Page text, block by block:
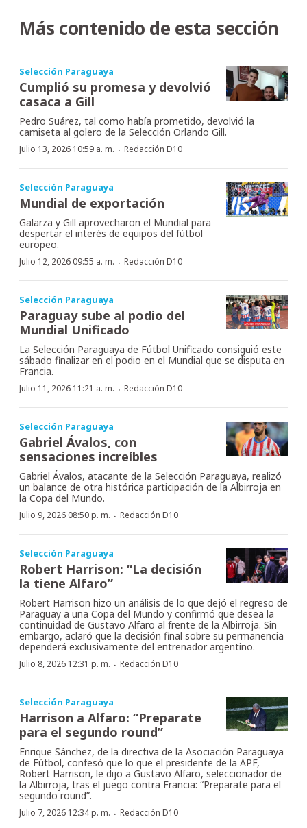
Más contenido de esta sección
Selección Paraguaya
Cumplió su promesa y devolvió
casaca a Gill
Pedro Suárez, tal como había prometido, devolvió la
camiseta al golero de la Selección Orlando Gill.
Julio 13, 2026 10:59 a. m. · Redacción D10
Selección Paraguaya
Mundial de exportación
Galarza y Gill aprovecharon el Mundial para
despertar el interés de equipos del fútbol
europeo.
Julio 12, 2026 09:55 a. m. · Redacción D10
Selección Paraguaya
Paraguay sube al podio del
Mundial Unificado
La Selección Paraguaya de Fútbol Unificado consiguió este
sábado finalizar en el podio en el Mundial que se disputa en
Francia.
Julio 11, 2026 11:21 a. m. · Redacción D10
Selección Paraguaya
Gabriel Ávalos, con
sensaciones increíbles
Gabriel Ávalos, atacante de la Selección Paraguaya, realizó
un balance de otra histórica participación de la Albirroja en
la Copa del Mundo.
Julio 9, 2026 08:50 p. m. · Redacción D10
Selección Paraguaya
Robert Harrison: “La decisión
la tiene Alfaro”
Robert Harrison hizo un análisis de lo que dejó el regreso de
Paraguay a una Copa del Mundo y confirmó que desea la
continuidad de Gustavo Alfaro al frente de la Albirroja. Sin
embargo, aclaró que la decisión final sobre su permanencia
dependerá exclusivamente del entrenador argentino.
Julio 8, 2026 12:31 p. m. · Redacción D10
Selección Paraguaya
Harrison a Alfaro: “Preparate
para el segundo round”
Enrique Sánchez, de la directiva de la Asociación Paraguaya
de Fútbol, confesó que lo que el presidente de la APF,
Robert Harrison, le dijo a Gustavo Alfaro, seleccionador de
la Albirroja, tras el juego contra Francia: “Preparate para el
segundo round”.
Julio 7, 2026 12:34 p. m. · Redacción D10